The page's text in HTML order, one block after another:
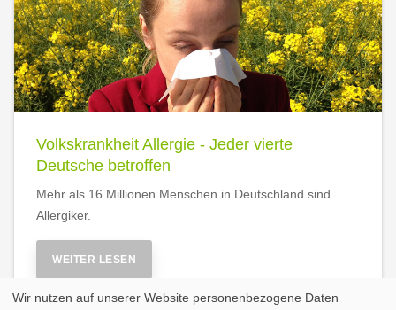
Volkskrankheit Allergie - Jeder vierte
Deutsche betroffen
Mehr als 16 Millionen Menschen in Deutschland sind
Allergiker.
WEITER LESEN
Wir nutzen auf unserer Website personenbezogene Daten